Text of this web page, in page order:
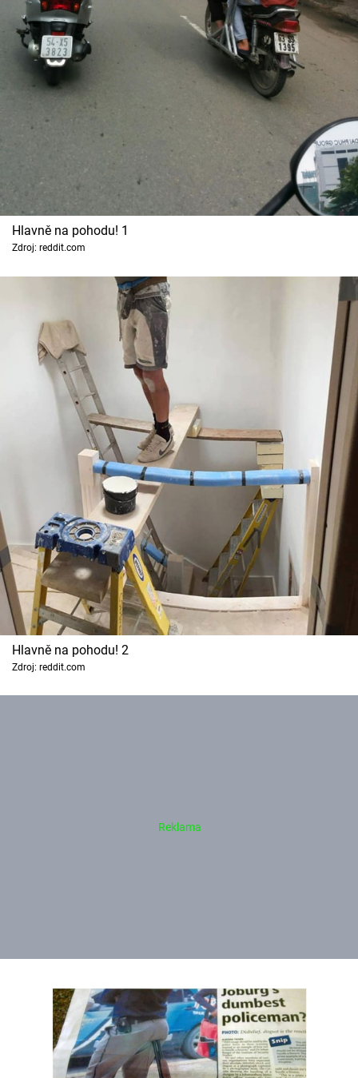
Cool Esport
Pořady
TV Program
Sledujte prima+
Přihlášení
Sledujte nás
Hlavně na pohodu! 1
Zdroj: reddit.com
Hlavně na pohodu! 2
Zdroj: reddit.com